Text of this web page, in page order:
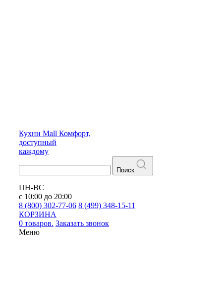
Кухни Mall Комфорт,
доступный
каждому
Поиск
ПН-ВС
с 10:00 до 20:00
8 (800) 302-77-06 8 (499) 348-15-11
КОРЗИНА
0 товаров. Заказать звонок
Меню